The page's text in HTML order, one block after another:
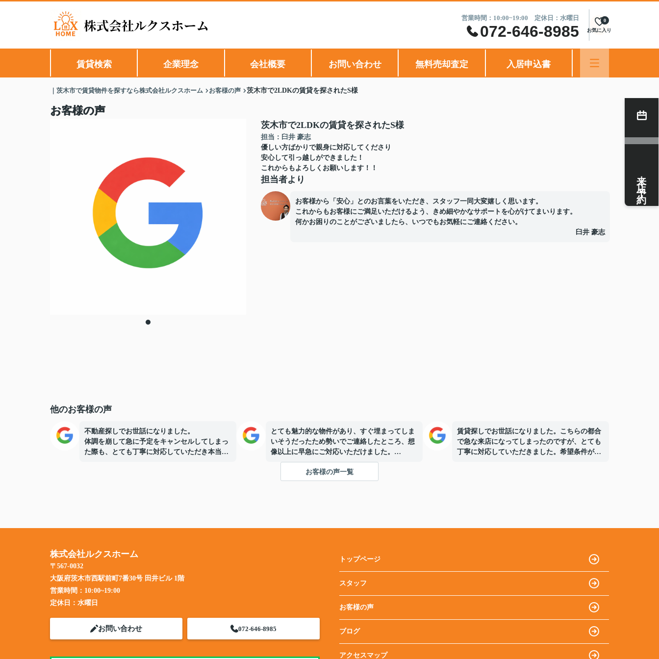
営業時間：10:00~19:00 定休日：水曜日
072-646-8985 お気に入り
0
賃貸検索 企業理念 会社概要 お問い合わせ 無料売却査定 入居申込書
｜茨木市で賃貸物件を探すなら株式会社ルクスホーム お客様の声 茨木市で2LDKの賃貸を探されたS様
お客様の声
茨木市で2LDKの賃貸を探されたS様
担当：臼井 豪志
優しい方ばかりで親身に対応してくださり
安心して引っ越しができました！
これからもよろしくお願いします！！
担当者より
お客様から「安心」とのお言葉をいただき、スタッフ一同大変嬉しく思います。
これからもお客様にご満足いただけるよう、きめ細やかなサポートを心がけてまいります。
何かお困りのことがございましたら、いつでもお気軽にご連絡ください。
臼井 豪志
他のお客様の声
不動産探しでお世話になりました。
体調を崩して急に予定をキャンセルしてしまっ
た際も、とても丁寧に対応していただき本当に
また機会があればぜひお願いしたいです。あり
とても魅力的な物件があり、すぐ埋まってしま
いそうだったため勢いでご連絡したところ、想
像以上に早急にご対応いただけました。
最終的には、こちらのやむを得ない事情で契約
までお世話になることは出来なかったのです
賃貸探しでお世話になりました。こちらの都合
で急な来店になってしまったのですが、とても
丁寧に対応していただきました。希望条件があ
お客様の声一覧
来店予約
株式会社ルクスホーム
〒567-0032
大阪府茨木市西駅前町7番30号 田井ビル 1階
営業時間： 10:00~19:00
定休日： 水曜日
お問い合わせ 072-646-8985
トップページ
スタッフ
お客様の声
ブログ
アクセスマップ